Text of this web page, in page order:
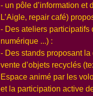
- un pôle d’information
L’Aigle, repair café)
- Des ateliers participatifs
numérique ...) :
- Des stands proposant
vente d’objets recyclés
Espace animé par les
et la participation active